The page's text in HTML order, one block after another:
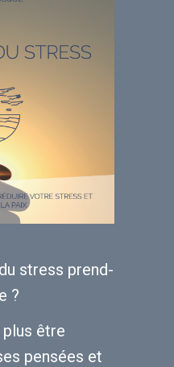
stress prend-
?
être
pensées et